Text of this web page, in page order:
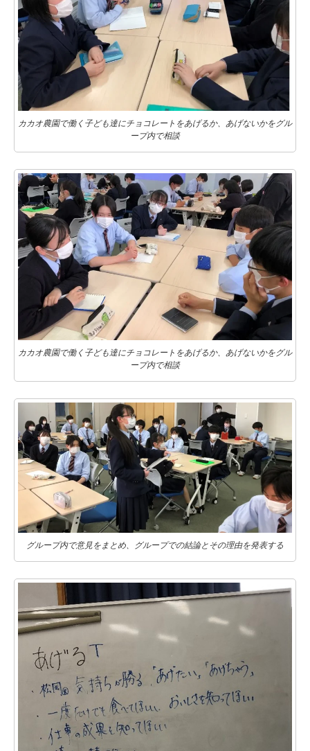
カカオ農園で働く子ども達にチョコレートをあげるか、あげないかをグル
ープ内で相談
カカオ農園で働く子ども達にチョコレートをあげるか、あげないかをグル
ープ内で相談
グループ内で意見をまとめ、グループでの結論とその理由を発表する